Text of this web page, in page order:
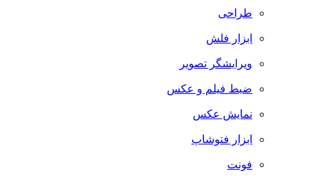
طراحی
ابزار فلش
ویرایشگر تصویر
ضبط فيلم و عكس
نمایش عکس
ابزار فتوشاپ
فونت